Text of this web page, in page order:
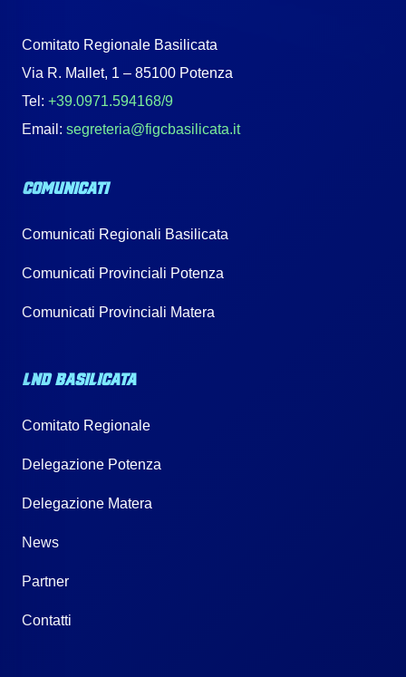
Comitato Regionale Basilicata
Via R. Mallet, 1 – 85100 Potenza
Tel: +39.0971.594168/9
Email: segreteria@figcbasilicata.it
COMUNICATI
Comunicati Regionali Basilicata
Comunicati Provinciali Potenza
Comunicati Provinciali Matera
LND BASILICATA
Comitato Regionale
Delegazione Potenza
Delegazione Matera
News
Partner
Contatti